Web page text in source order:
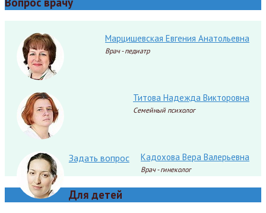
Марцишевская Евгения Анатольевна
Врач - педиатр
Титова Надежда Викторовна
Семейный психолог
Кадохова Вера Валерьевна
Врач - гинеколог
Задать вопрос
Для детей